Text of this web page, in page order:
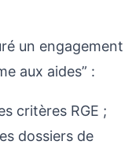
un engagement
aux aides” :
critères RGE ;
dossiers de